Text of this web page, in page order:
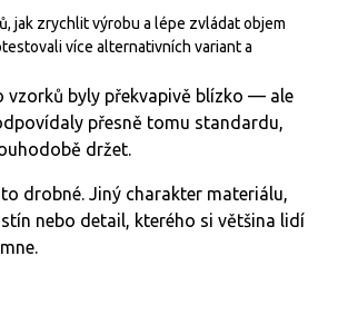
jak zrychlit výrobu a lépe zvládat objem
více alternativních variant a
vzorků byly překvapivě blízko — ale
přesně tomu standardu,
držet.
drobné. Jiný charakter materiálu,
nebo detail, kterého si většina lidí